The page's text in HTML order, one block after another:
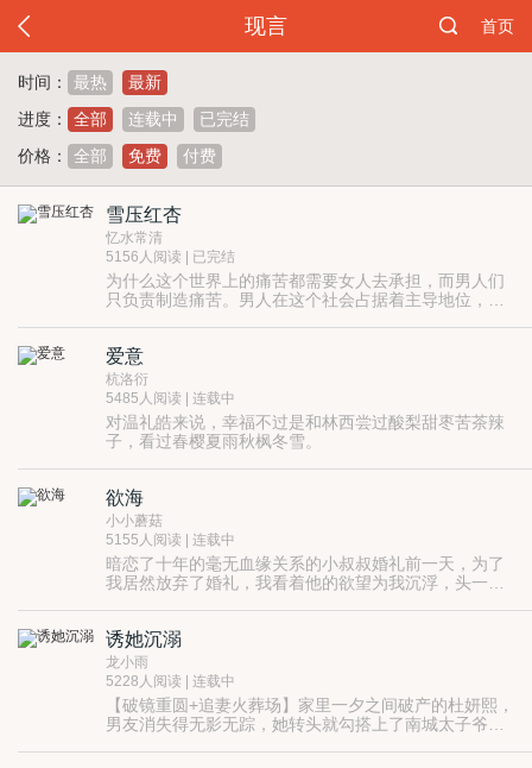
现言 首页
时间： 最热
最新
进度：
全部 连载中
已完结
价格：
全部 免费 付费
雪压红杏
忆水常清
5156人阅读 | 已完结
为什么这个世界上的痛苦都需要女人去承担，而男人们
只负责制造痛苦。男人在这个社会占据着主导地位，他
么伤害一个女人，一个善良的女人呢？！
爱意
杭洛衍
5485人阅读 | 连载中
对温礼皓来说，幸福不过是和林西尝过酸梨甜枣苦茶辣
子，看过春樱夏雨秋枫冬雪。
欲海
小小蘑菇
5155人阅读 | 连载中
暗恋了十年的毫无血缘关系的小叔叔婚礼前一天，为了
我居然放弃了婚礼，我看着他的欲望为我沉浮，头一次
诱她沉溺
龙小雨
5228人阅读 | 连载中
【破镜重圆+追妻火葬场】家里一夕之间破产的杜妍熙，
男友消失得无影无踪，她转头就勾搭上了南城太子爷，